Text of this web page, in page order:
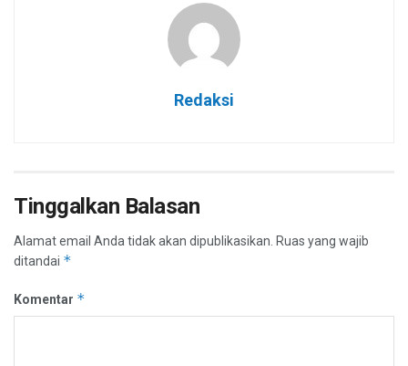
Redaksi
Tinggalkan Balasan
Alamat email Anda tidak akan dipublikasikan. Ruas yang wajib
ditandai *
Komentar *